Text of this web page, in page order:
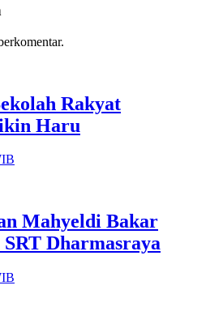
Rakyat
Haru
Mahyeldi Bakar
SRT Dharmasraya